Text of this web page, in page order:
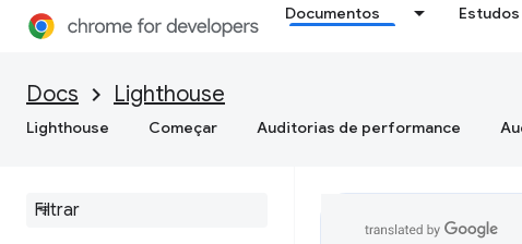
Documentos
Docs Lighthouse
Lighthouse Começar Auditorias de performance